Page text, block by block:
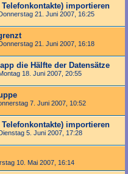
importieren
21. Juni 2007, 16:25
21. Juni 2007, 16:18
die Hälfte der Datensätze
18. Juni 2007, 20:55
7. Juni 2007, 10:52
importieren
5. Juni 2007, 17:28
10. Mai 2007, 16:14